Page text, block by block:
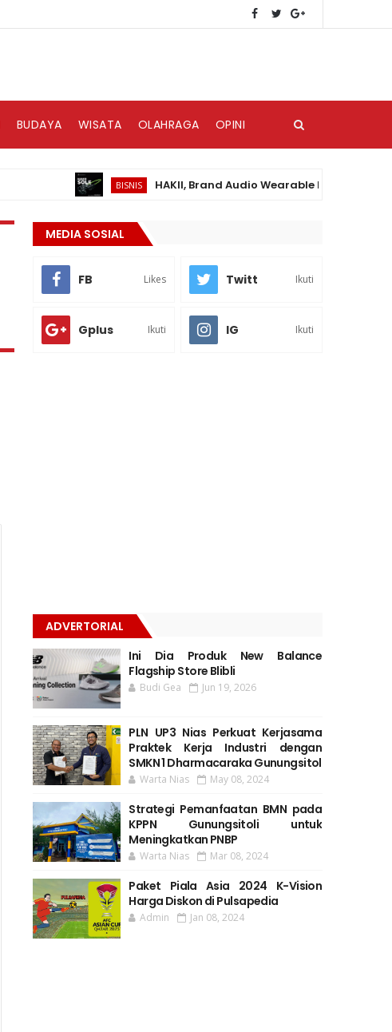
BUDAYA WISATA OLAHRAGA OPINI
BISNIS HAKII, Brand Audio Wearable Baru yang Hadir
MEDIA SOSIAL
FB Likes Twitt Ikuti
Gplus Ikuti IG Ikuti
ADVERTORIAL
Ini Dia Produk New Balance
Flagship Store Blibli
Budi Gea Jun 19, 2026
PLN UP3 Nias Perkuat Kerjasama
Praktek Kerja Industri dengan
SMKN 1 Dharmacaraka Gunungsitol
Warta Nias May 08, 2024
Strategi Pemanfaatan BMN pada
KPPN Gunungsitoli untuk
Meningkatkan PNBP
Warta Nias Mar 08, 2024
Paket Piala Asia 2024 K-Vision
Harga Diskon di Pulsapedia
Admin Jan 08, 2024